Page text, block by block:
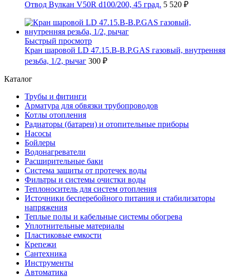
Отвод Вулкан V50R d100/200, 45 град. 5 520 ₽
Быстрый просмотр
Кран шаровой LD 47.15.B-B.Р.GAS газовый, внутренняя
резьба, 1/2, рычаг 300 ₽
Каталог
Трубы и фитинги
Арматура для обвязки трубопроводов
Котлы отопления
Радиаторы (батареи) и отопительные приборы
Насосы
Бойлеры
Водонагреватели
Расширительные баки
Система защиты от протечек воды
Фильтры и системы очистки воды
Теплоноситель для систем отопления
Источники бесперебойного питания и стабилизаторы
напряжения
Теплые полы и кабельные системы обогрева
Уплотнительные материалы
Пластиковые емкости
Крепежи
Сантехника
Инструменты
Автоматика